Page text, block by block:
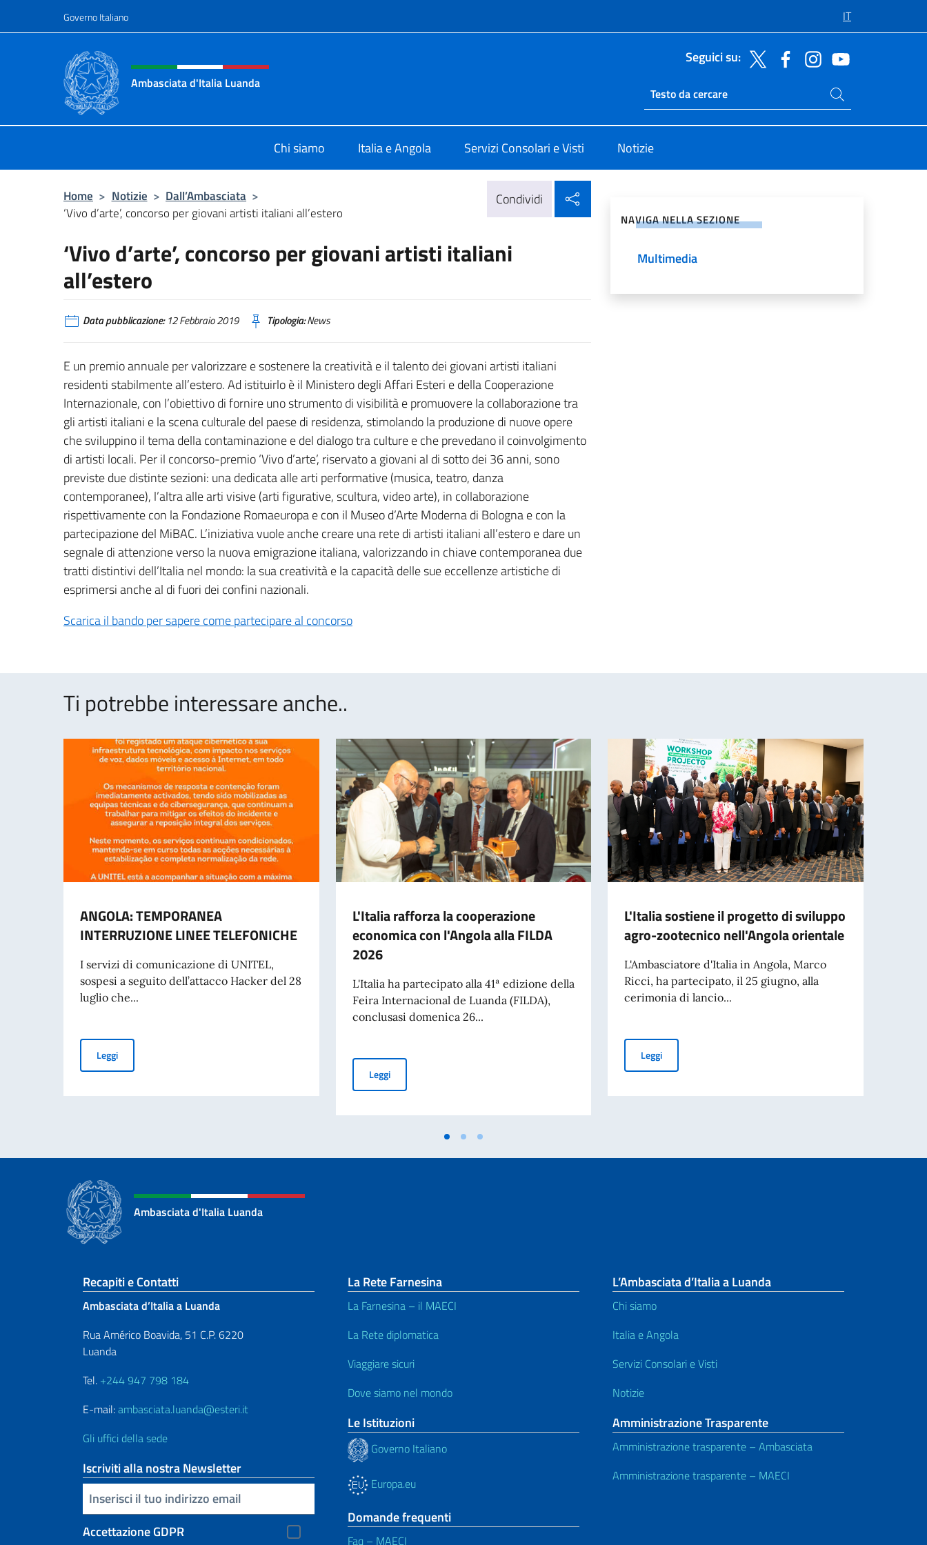
Governo Italiano IT
Intestazione sito, social e menù
Ambasciata d'Italia Luanda
Seguici su:
Ricerca sito live
Cerca nel sito
Chi siamo Italia e Angola Servizi Consolari e Visti Notizie
Home > Notizie > Dall’Ambasciata >
‘Vivo d’arte’, concorso per giovani artisti italiani all’estero
Condividi
‘Vivo d’arte’, concorso per giovani artisti italiani
all’estero
Data pubblicazione:12 Febbraio 2019 Tipologia:News
E un premio annuale per valorizzare e sostenere la creatività e il talento dei giovani artisti italiani
residenti stabilmente all’estero. Ad istituirlo è il Ministero degli Affari Esteri e della Cooperazione
Internazionale, con l’obiettivo di fornire uno strumento di visibilità e promuovere la collaborazione tra
gli artisti italiani e la scena culturale del paese di residenza, stimolando la produzione di nuove opere
che sviluppino il tema della contaminazione e del dialogo tra culture e che prevedano il coinvolgimento
di artisti locali. Per il concorso-premio ‘Vivo d’arte’, riservato a giovani al di sotto dei 36 anni, sono
previste due distinte sezioni: una dedicata alle arti performative (musica, teatro, danza
contemporanee), l’altra alle arti visive (arti figurative, scultura, video arte), in collaborazione
rispettivamente con la Fondazione Romaeuropa e con il Museo d’Arte Moderna di Bologna e con la
partecipazione del MiBAC. L’iniziativa vuole anche creare una rete di artisti italiani all’estero e dare un
segnale di attenzione verso la nuova emigrazione italiana, valorizzando in chiave contemporanea due
tratti distintivi dell’Italia nel mondo: la sua creatività e la capacità delle sue eccellenze artistiche di
esprimersi anche al di fuori dei confini nazionali.
Scarica il bando per sapere come partecipare al concorso
NAVIGA NELLA SEZIONE
Multimedia
Ti potrebbe interessare anche..
ANGOLA: TEMPORANEA
INTERRUZIONE LINEE TELEFONICHE
I servizi di comunicazione di UNITEL,
sospesi a seguito dell’attacco Hacker del 28
luglio che...
LeggiANGOLA: TEMPORANEA INTERRUZIONE LINEE TELEFONICHE
L'Italia rafforza la cooperazione
economica con l'Angola alla FILDA
2026
L'Italia ha partecipato alla 41ª edizione della
Feira Internacional de Luanda (FILDA),
conclusasi domenica 26...
LeggiL'Italia rafforza la cooperazione economica con l'Angola alla FILDA 2026
L'Italia sostiene il progetto di sviluppo
agro-zootecnico nell'Angola orientale
L'Ambasciatore d'Italia in Angola, Marco
Ricci, ha partecipato, il 25 giugno, alla
cerimonia di lancio...
LeggiL'Italia sostiene il progetto di sviluppo agro-zootecnico
Ambasciata d'Italia Luanda
Sezione footer
Recapiti e Contatti
Ambasciata d’Italia a Luanda
Rua Américo Boavida, 51 C.P. 6220
Luanda
Tel. +244 947 798 184
E-mail:ambasciata.luanda@esteri.it
Gli uffici della sede
Iscriviti alla nostra Newsletter
Inserisci la tua email
Accettazione GDPR
La Rete Farnesina
La Farnesina – il MAECI
La Rete diplomatica
Viaggiare sicuri
Dove siamo nel mondo
Le Istituzioni
Governo Italiano
Europa.eu
Domande frequenti
Faq – MAECI
L’Ambasciata d’Italia a Luanda
Chi siamo
Italia e Angola
Servizi Consolari e Visti
Notizie
Amministrazione Trasparente
Amministrazione trasparente – Ambasciata
Amministrazione trasparente – MAECI